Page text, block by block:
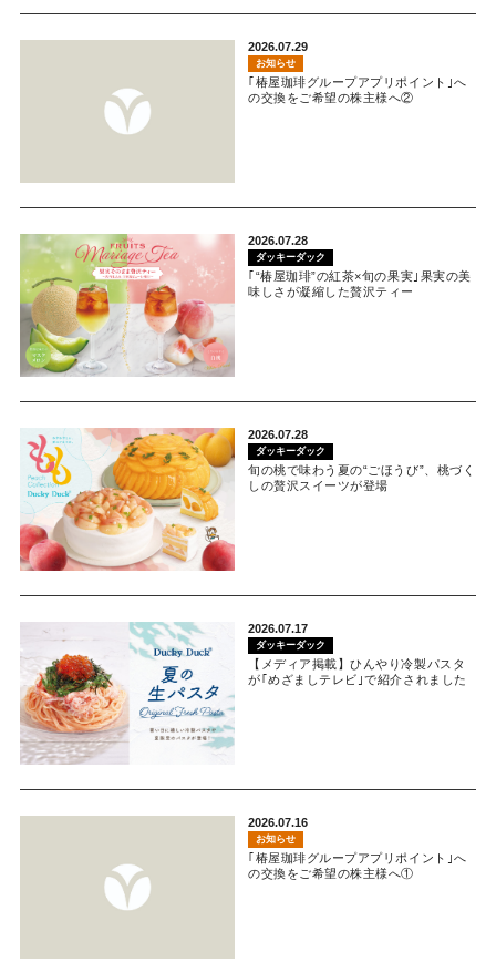
2026.07.29
お知らせ
｢椿屋珈琲グループアプリポイント｣へ
の交換をご希望の株主様へ②
2026.07.28
ダッキーダック
｢“椿屋珈琲”の紅茶×旬の果実｣果実の美
味しさが凝縮した贅沢ティー
2026.07.28
ダッキーダック
旬の桃で味わう夏の“ごほうび”、桃づく
しの贅沢スイーツが登場
2026.07.17
ダッキーダック
【メディア掲載】ひんやり冷製パスタ
が｢めざましテレビ｣で紹介されました
2026.07.16
お知らせ
｢椿屋珈琲グループアプリポイント｣へ
の交換をご希望の株主様へ①